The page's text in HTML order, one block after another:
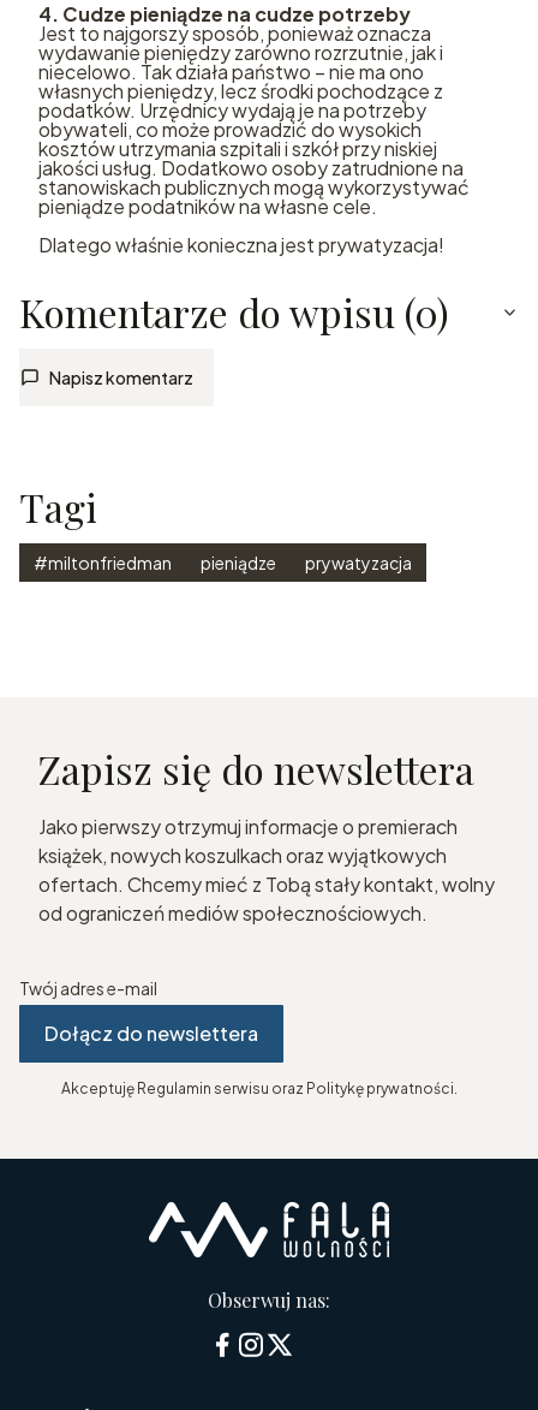
4. Cudze pieniądze na cudze potrzeby
Jest to najgorszy sposób, ponieważ oznacza
wydawanie pieniędzy zarówno rozrzutnie, jak i
niecelowo. Tak działa państwo – nie ma ono
własnych pieniędzy, lecz środki pochodzące z
podatków. Urzędnicy wydają je na potrzeby
obywateli, co może prowadzić do wysokich
kosztów utrzymania szpitali i szkół przy niskiej
jakości usług. Dodatkowo osoby zatrudnione na
stanowiskach publicznych mogą wykorzystywać
pieniądze podatników na własne cele.
Dlatego właśnie konieczna jest prywatyzacja!
Komentarze do wpisu (0)
Napisz komentarz
Tagi
#miltonfriedman pieniądze prywatyzacja
Zapisz się do newslettera
Jako pierwszy otrzymuj informacje o premierach
książek, nowych koszulkach oraz wyjątkowych
ofertach. Chcemy mieć z Tobą stały kontakt, wolny
od ograniczeń mediów społecznościowych.
Twój adres e-mail
Dołącz do newslettera
Akceptuję Regulamin serwisu oraz Politykę prywatności.
Obserwuj nas: